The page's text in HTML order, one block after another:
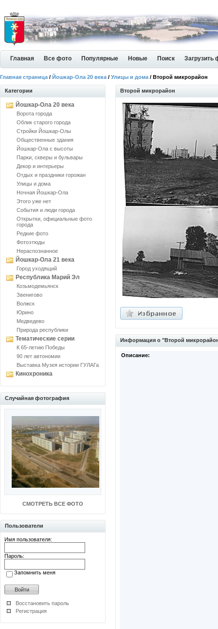
Главная Все фото Популярные Новые Поиск Загрузить
Главная страница / Йошкар-Ола 20 века / Улицы и дома / Второй микрорайон
Категории
Йошкар-Ола 20 века
Ворота города
Облик старого города
Стройки Йошкар-Олы
Общественные здания
Йошкар-Ола с высоты
Парки, скверы и бульвары
Декор и интерьеры
Отдых и праздники горожан
Улицы и дома
Ночная Йошкар-Ола
Этого уже нет
События и люди города
Открытки, официальные фото
города
Редкие фото
Фотоэтюды
Нераспознанное
Йошкар-Ола 21 века
Город уходящий
Республика Марий Эл
Козьмодемьянск
Звенигово
Волжск
Юрино
Медведево
Природа республики
Тематические серии
К 65-летию Победы
90 лет автономии
Выставка Музея истории ГУЛАГа
Кинохроника
Случайная фотография
СМОТРЕТЬ ВСЕ ФОТО
Пользователи
Имя пользователя:
Пароль:
Запомнить меня
Восстановить пароль
Регистрация
Второй микрорайон
Информация о "Второй
Описание: